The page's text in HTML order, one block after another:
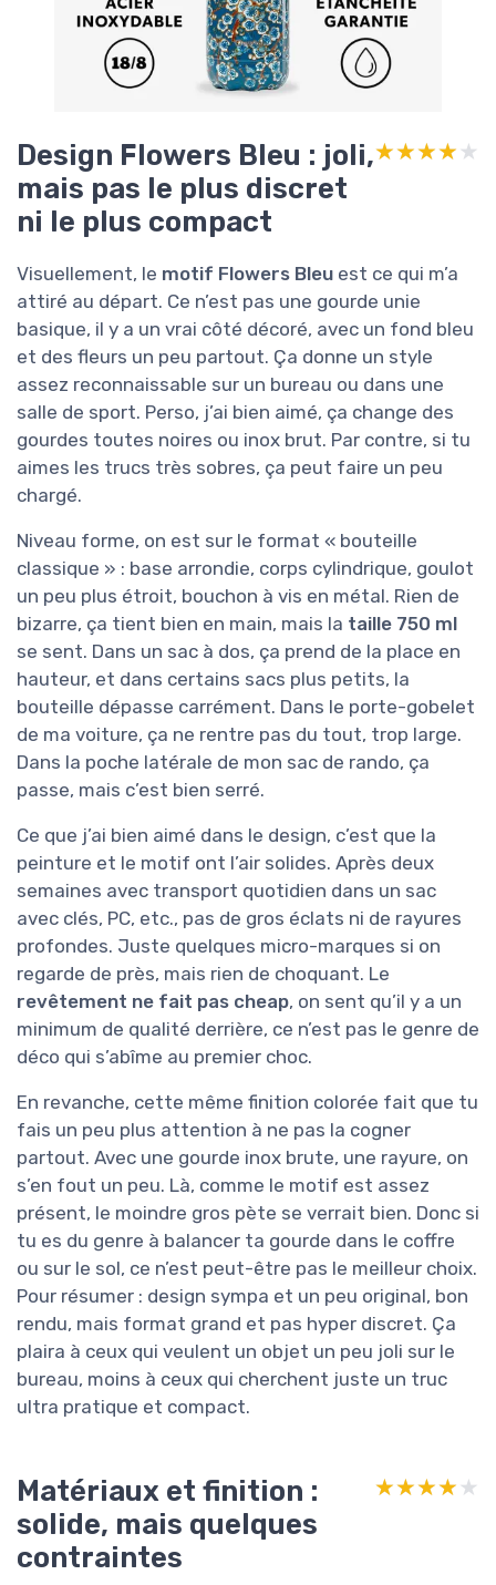
Design Flowers Bleu : joli,
mais pas le plus discret
ni le plus compact
★★★★★
★★★★★
Visuellement, le motif Flowers Bleu est ce qui m’a
attiré au départ. Ce n’est pas une gourde unie
basique, il y a un vrai côté décoré, avec un fond bleu
et des fleurs un peu partout. Ça donne un style
assez reconnaissable sur un bureau ou dans une
salle de sport. Perso, j’ai bien aimé, ça change des
gourdes toutes noires ou inox brut. Par contre, si tu
aimes les trucs très sobres, ça peut faire un peu
chargé.
Niveau forme, on est sur le format « bouteille
classique » : base arrondie, corps cylindrique, goulot
un peu plus étroit, bouchon à vis en métal. Rien de
bizarre, ça tient bien en main, mais la taille 750 ml
se sent. Dans un sac à dos, ça prend de la place en
hauteur, et dans certains sacs plus petits, la
bouteille dépasse carrément. Dans le porte-gobelet
de ma voiture, ça ne rentre pas du tout, trop large.
Dans la poche latérale de mon sac de rando, ça
passe, mais c’est bien serré.
Ce que j’ai bien aimé dans le design, c’est que la
peinture et le motif ont l’air solides. Après deux
semaines avec transport quotidien dans un sac
avec clés, PC, etc., pas de gros éclats ni de rayures
profondes. Juste quelques micro-marques si on
regarde de près, mais rien de choquant. Le
revêtement ne fait pas cheap, on sent qu’il y a un
minimum de qualité derrière, ce n’est pas le genre de
déco qui s’abîme au premier choc.
En revanche, cette même finition colorée fait que tu
fais un peu plus attention à ne pas la cogner
partout. Avec une gourde inox brute, une rayure, on
s’en fout un peu. Là, comme le motif est assez
présent, le moindre gros pète se verrait bien. Donc si
tu es du genre à balancer ta gourde dans le coffre
ou sur le sol, ce n’est peut-être pas le meilleur choix.
Pour résumer : design sympa et un peu original, bon
rendu, mais format grand et pas hyper discret. Ça
plaira à ceux qui veulent un objet un peu joli sur le
bureau, moins à ceux qui cherchent juste un truc
ultra pratique et compact.
Matériaux et finition :
solide, mais quelques
contraintes
★★★★★
★★★★★